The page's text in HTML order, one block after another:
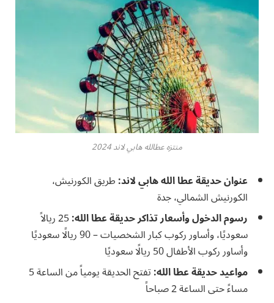
منتزه عطالله هابي لاند 2024
عنوان حديقة عطا الله هابي لاند:طريق الكورنيش،
الكورنيش الشمالي، جدة
رسوم الدخول وأسعار تذاكر حديقة عطا الله:
25 ريالاً
سعوديًا، وأساور ركوب كبار الشخصيات – 90 ريالًا سعوديًا
وأساور ركوب الأطفال 50 ريالًا سعوديًا
مواعيد حديقة عطا الله:
تفتح الحديقة يومياً من الساعة 5
مساءً حتى الساعة 2 صباحاً